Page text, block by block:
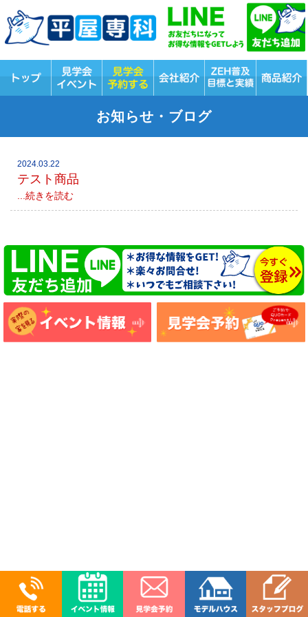
お知らせ・ブログ
2024.03.22
テスト商品
...続きを読む